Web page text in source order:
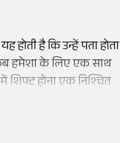
है कि उन्हें पता होता
हमेशा के लिए एक साथ
शिफ्ट होना एक निश्चित